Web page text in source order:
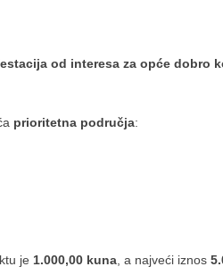
od interesa za opće dobro
prioritetna područja:
je 1.000,00 kuna , a najveći iznos